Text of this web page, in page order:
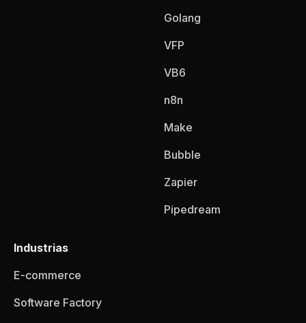
Golang
VFP
VB6
n8n
Make
Bubble
Zapier
Pipedream
Industrias
E-commerce
Software Factory